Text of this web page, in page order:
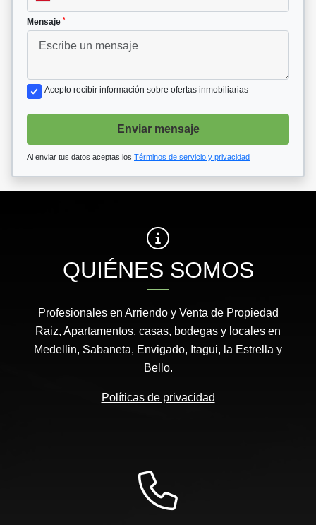
Mensaje *
Acepto recibir información sobre ofertas inmobiliarias
Enviar mensaje
Al enviar tus datos aceptas los Términos de servicio y privacidad
QUIÉNES SOMOS
Profesionales en Arriendo y Venta de Propiedad
Raiz, Apartamentos, casas, bodegas y locales en
Medellin, Sabaneta, Envigado, Itagui, la Estrella y
Bello.
Políticas de privacidad